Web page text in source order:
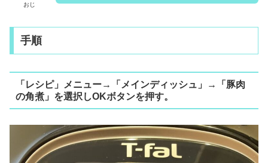
おじ
手順
「レシピ」メニュー→「メインディッシュ」→「豚肉
の角煮」を選択しOKボタンを押す。